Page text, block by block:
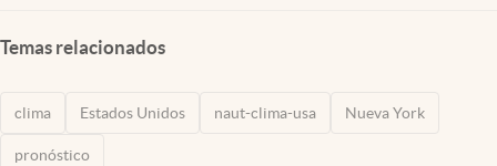
Temas relacionados
clima Estados Unidos naut-clima-usa Nueva York
pronóstico